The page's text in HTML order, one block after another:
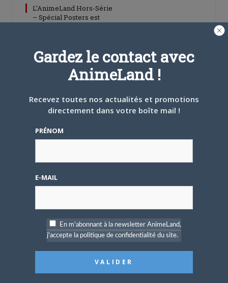
L’AnimeLand Hors-Série
– Spécial Posters est
4 AOÛT 2026 0
Digimon en préparation
pour 2027
[Entretien] Mokochan : «
Lors des prémices du
demandé de suivre au
originel.»
Gardez le contact avec
AnimeLand !
Recevez toutes nos actualités et promotions
directement dans votre boîte mail !
PRÉNOM
E-MAIL
En m'abonnant à la newsletter AnimeLand,
j'accepte la politique de confidentialité du site.